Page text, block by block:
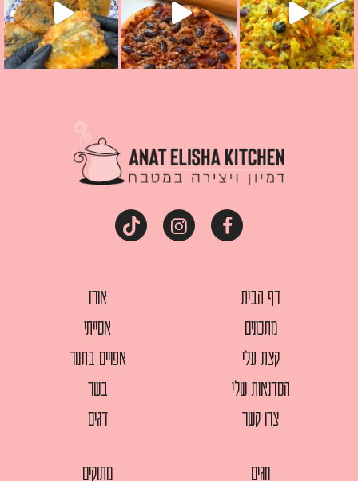
דף הבית
מתכונים
קצת עלי
הסדנאות שלי
צרו קשר
אורז
אסייתי
אפויים בתנור
בשר
דגים
חגים
מתוקים